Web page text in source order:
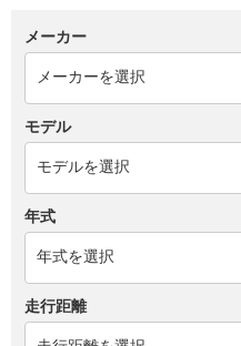
メーカー
モデル
年式
走行距離